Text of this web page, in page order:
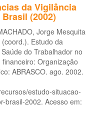
da Vigilância
(2002)
Jorge Mesquita
Estudo da
do Trabalhador no
Organização
ABRASCO. ago. 2002.
estudo-situacao-
brasil-2002. Acesso em: